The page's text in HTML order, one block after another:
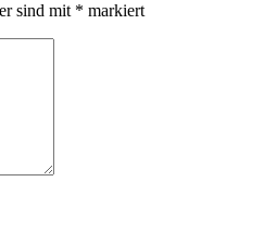
sind mit * markiert